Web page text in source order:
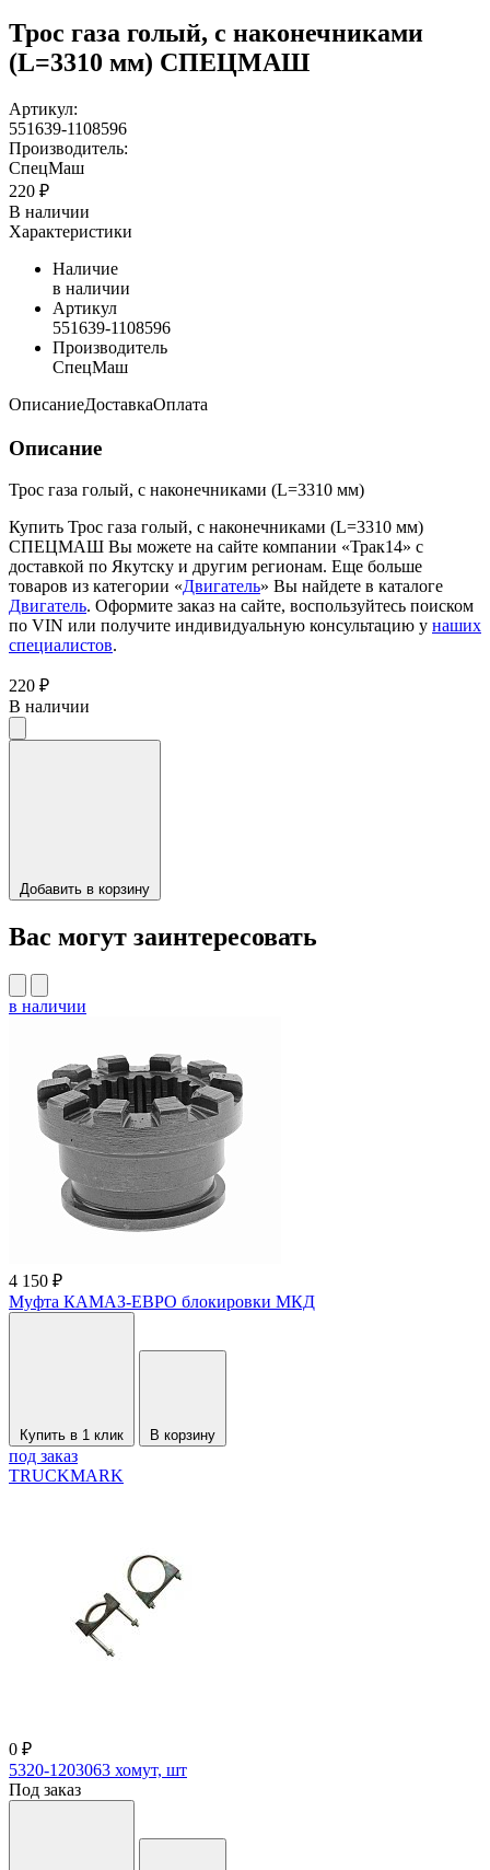
Трос газа голый, с наконечниками
(L=3310 мм) СПЕЦМАШ
Артикул:
551639-1108596
Производитель:
СпецМаш
220 ₽
В наличии
Характеристики
Наличие
в наличии
Артикул
551639-1108596
Производитель
СпецМаш
ОписаниеДоставкаОплата
Описание
Трос газа голый, с наконечниками (L=3310 мм)
Купить Трос газа голый, с наконечниками (L=3310 мм)
СПЕЦМАШ Вы можете на сайте компании «Трак14» с
доставкой по Якутску и другим регионам. Еще больше
товаров из категории «Двигатель» Вы найдете в каталоге
Двигатель. Оформите заказ на сайте, воспользуйтесь поиском
по VIN или получите индивидуальную консультацию у наших
специалистов.
220 ₽
В наличии
Добавить в корзину
Вас могут заинтересовать
в наличии
4 150 ₽
Муфта КАМАЗ-ЕВРО блокировки МКД
Купить в 1 клик В корзину
под заказ
TRUCKMARK
0 ₽
5320-1203063 хомут, шт
Под заказ